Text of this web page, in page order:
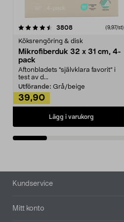
3808recensioner (9,97/st)
Köksrengöring & disk
Mikrofiberduk 32 x 31 cm, 4-
pack
Aftonbladets "självklara favorit” i
test av d...
Utförande: Grå/beige
39,90
Lägg i varukorg
4.0av 5 stjärnor
Sidfot
Kundservice
Mitt konto